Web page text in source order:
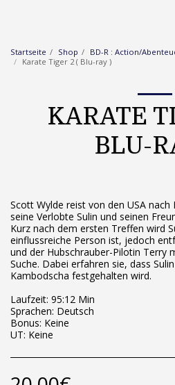
Startseite Shop
BD-R : Action/
Karate Tiger 2 ( Blu-ray )
KARATE
BLU-
Scott Wylde reist von den USA
seine Verlobte Sulin und seinen
Kurz nach dem ersten Treffen wird
einflussreiche Person ist, jedoch
und der Hubschrauber-Pilotin Terry
Suche. Dabei erfahren sie, dass
Kambodscha festgehalten wird.
Laufzeit: 95:12 Min
Sprachen: Deutsch
Bonus: Keine
UT: Keine